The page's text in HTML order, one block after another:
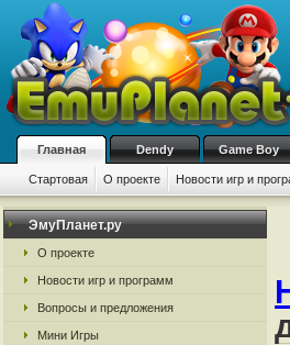
Главная Dendy Game Boy
Стартовая О проекте Новости игр и
ЭмуПланет.ру
О проекте
Новости игр и программ
Вопросы и предложения
Мини Игры